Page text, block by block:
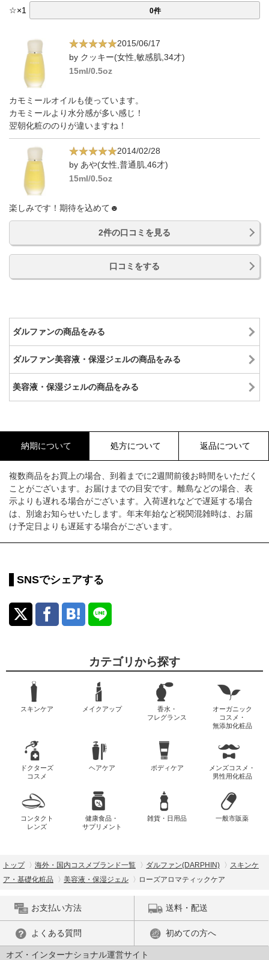
☆×1 0件
2015/06/17
by クッキー(女性,敏感肌,34才)
15ml/0.5oz
カモミールオイルも使っています。
カモミールより水分感が多い感じ！
翌朝化粧ののりが違いますね！
2014/02/28
by あや(女性,普通肌,46才)
15ml/0.5oz
楽しみです！期待を込めて☻
2件の口コミを見る
口コミをする
ダルファンの商品をみる
ダルファン美容液・保湿ジェルの商品をみる
美容液・保湿ジェルの商品をみる
納期について 処方について 返品について
複数商品をお買上の場合、到着までに2週間前後お時間をいただく
ことがございます。お届けまでの目安です。離島などの場合、表
示よりも遅れる場合がございます。入荷遅れなどで遅延する場合
は、別途お知らせいたします。年末年始など税関混雑時は、お届
け予定日よりも遅延する場合がございます。
SNSでシェアする
カテゴリから探す
スキンケア メイクアップ
香水・
フレグランス
オーガニック
コスメ・
無添加化粧品
ドクターズ
コスメ
ヘアケア ボディケア
メンズコスメ・
男性用化粧品
コンタクト
レンズ
健康食品・
サプリメント
雑貨・日用品 一般市販薬
トップ 海外・国内コスメブランド一覧 ダルファン(DARPHIN)
スキンケ
ア・基礎化粧品
美容液・保湿ジェル ローズアロマティックケア
お支払い方法 送料・配送
よくある質問 初めての方へ
オズ・インターナショナル運営サイト